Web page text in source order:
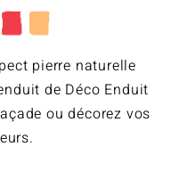
pierre naturelle
de Déco Enduit
ou décorez vos